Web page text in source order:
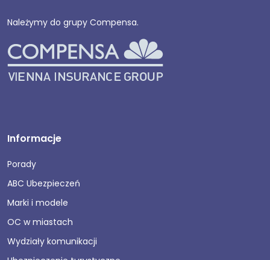
Należymy do grupy Compensa.
Informacje
Porady
ABC Ubezpieczeń
Marki i modele
OC w miastach
Wydziały komunikacji